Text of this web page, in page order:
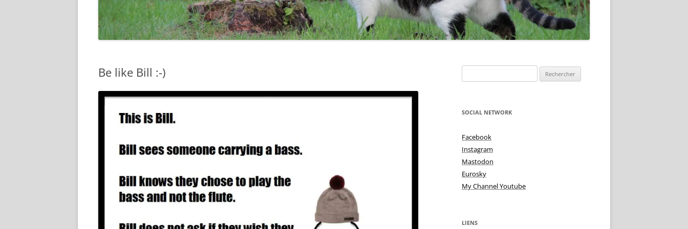
TEN COMMANDMENTS OF BASS
CHICK COREA!
JAZZ SCALES
LA GAMME BLUES
DEMI-TON TON & TON TON
MAL AQUIS HARASSE!
TRICOTISM OU UNE HISTOIRE DE
DO YOU KNOW WHERE ONE IS ?
TU VIENS MA PUCE
Be like Bill :-)
SOCIAL NETWORK
Facebook
Instagram
Mastodon
Eurosky
My Channel Youtube
LIENS